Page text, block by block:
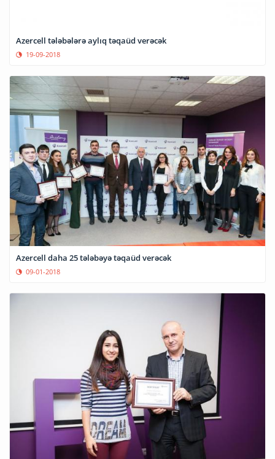
Azercell tələbələrə aylıq təqaüd verəcək
19-09-2018
Azercell daha 25 tələbəyə təqaüd verəcək
09-01-2018